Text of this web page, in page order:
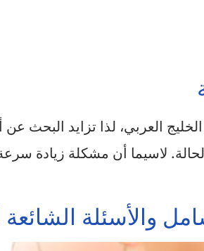
العربي، لذا تزايد البحث
لاسيما أن مشكلة زيادة
والأسئلة